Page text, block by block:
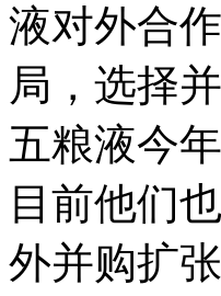
液对外合
局，选择
五粮液今
目前他们
外并购扩